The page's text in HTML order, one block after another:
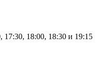
17:30, 18:00, 18:30 и 19:15